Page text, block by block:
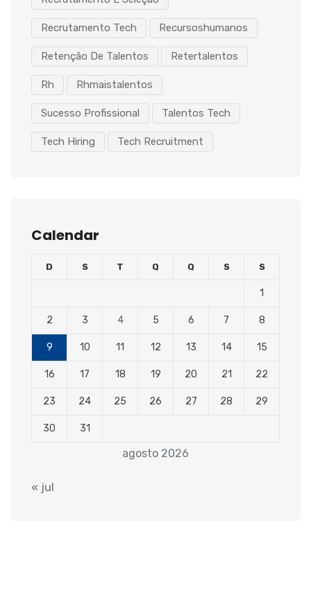
Recrutamento Tech Recursoshumanos
Retenção De Talentos Retertalentos
Rh Rhmaistalentos
Sucesso Profissional Talentos Tech
Tech Hiring Tech Recruitment
Calendar
agosto 2026
D S T Q Q S S
1
2 3 4 5 6 7 8
9 10 11 12 13 14 15
16 17 18 19 20 21 22
23 24 25 26 27 28 29
30 31
« jul